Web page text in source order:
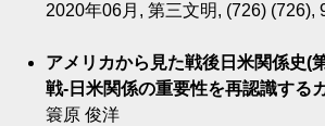
2020年06月, 第三文明, (726) (726),
アメリカから見た戦後日米関係史(
戦-日米関係の重要性を再認識する
簑原 俊洋